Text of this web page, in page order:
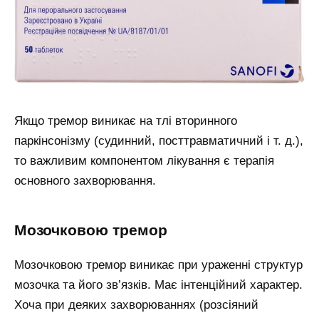
Якщо тремор виникає на тлі вторинного
паркінсонізму (судинний, посттравматичний і т. д.),
то важливим компонентом лікування є терапія
основного захворювання.
Мозочковою тремор
Мозочковою тремор виникає при ураженні структур
мозочка та його зв’язків. Має інтенційний характер.
Хоча при деяких захворюваннях (розсіяний